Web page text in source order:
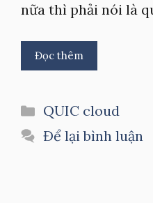
nữa thì phải nói là
Đọc thêm
Danh
mục
QUIC cloud
Để lại bình luận